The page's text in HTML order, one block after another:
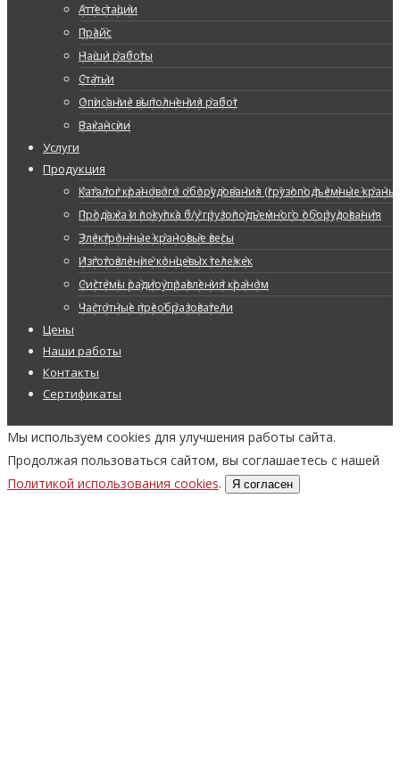
Аттестации
Прайс
Наши работы
Статьи
Описание выполнения работ
Вакансии
Услуги
Продукция
Каталог кранового оборудования (грузоподъемные краны,
Продажа и покупка б/у грузоподъемного оборудования
Электронные крановые весы
Изготовление концевых тележек
Системы радиоуправления краном
Частотные преобразователи
Цены
Наши работы
Контакты
Сертификаты
Мы используем cookies для улучшения работы сайта.
Продолжая пользоваться сайтом, вы соглашаетесь с нашей
Политикой использования cookies. Я согласен